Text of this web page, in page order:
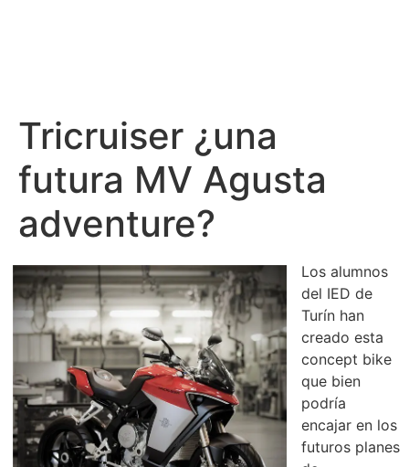
Tricruiser ¿una
futura MV Agusta
adventure?
Los alumnos
del IED de
Turín han
creado esta
concept bike
que bien
podría
encajar en los
futuros planes